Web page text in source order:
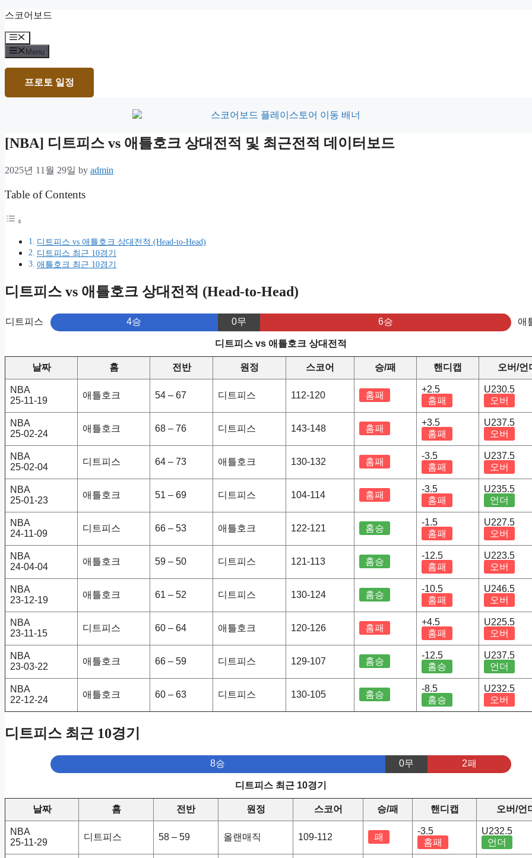
Skip
content
스코어보드
Menu
Menu
프로토 일정
[NBA] 디트피스 vs 애틀호크 상대전적 및 최근전적 데이터보드
2025년 11월 29일 by admin
Table of Contents
디트피스 vs 애틀호크 상대전적 (Head-to-Head)
디트피스 최근 10경기
애틀호크 최근 10경기
디트피스 vs 애틀호크 상대전적 (Head-to-Head)
디트피스 4승 0무 6승 애
디트피스 vs 애틀호크 상대전적
날짜 홈 전반 원정 스코어 승/패 핸디캡 오버/언
NBA
25-11-19
애틀호크 54 – 67 디트피스 112-120 홈패
+2.5
홈패
U230.5
오버
NBA
25-02-24
애틀호크 68 – 76 디트피스 143-148 홈패
+3.5
홈패
U237.5
오버
NBA
25-02-04
디트피스 64 – 73 애틀호크 130-132 홈패
-3.5
홈패
U237.5
오버
NBA
25-01-23
애틀호크 51 – 69 디트피스 104-114 홈패
-3.5
홈패
U235.5
언더
NBA
24-11-09
디트피스 66 – 53 애틀호크 122-121 홈승
-1.5
홈패
U227.5
오버
NBA
24-04-04
애틀호크 59 – 50 디트피스 121-113 홈승
-12.5
홈패
U223.5
오버
NBA
23-12-19
애틀호크 61 – 52 디트피스 130-124 홈승
-10.5
홈패
U246.5
오버
NBA
23-11-15
디트피스 60 – 64 애틀호크 120-126 홈패
+4.5
홈패
U225.5
오버
NBA
23-03-22
애틀호크 66 – 59 디트피스 129-107 홈승
-12.5
홈승
U237.5
언더
NBA
22-12-24
애틀호크 60 – 63 디트피스 130-105 홈승
-8.5
홈승
U232.5
오버
디트피스 최근 10경기
8승 0무 2패
디트피스 최근 10경기
날짜 홈 전반 원정 스코어 승/패 핸디캡 오버/언
NBA
25-11-29
디트피스 58 – 59 올랜매직 109-112 패
-3.5
홈패
U232.5
언더